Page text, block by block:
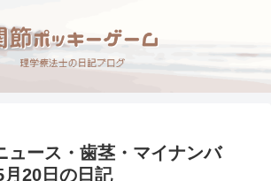
ュース・歯茎・マイナンバ
20日の日記